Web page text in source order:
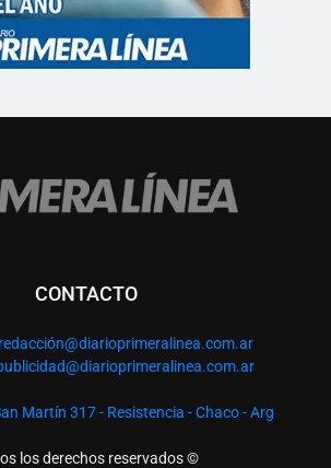
CONTACTO
redacción@diarioprimeralinea.com.ar
Martín 317 - Resistencia - Chaco - Arg
los derechos reservados ©